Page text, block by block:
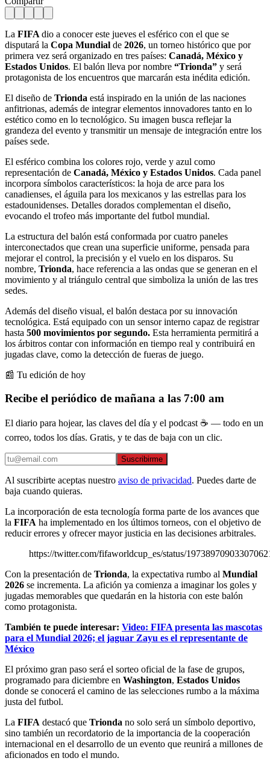
La FIFA dio a conocer este jueves el esférico con el que se
disputará la Copa Mundial de 2026, un torneo histórico que por
primera vez será organizado en tres países: Canadá, México y
Estados Unidos. El balón lleva por nombre “Trionda” y será
protagonista de los encuentros que marcarán esta inédita edición.
El diseño de Trionda está inspirado en la unión de las naciones
anfitrionas, además de integrar elementos innovadores tanto en lo
estético como en lo tecnológico. Su imagen busca reflejar la
grandeza del evento y transmitir un mensaje de integración entre los
países sede.
El esférico combina los colores rojo, verde y azul como
representación de Canadá, México y Estados Unidos. Cada panel
incorpora símbolos característicos: la hoja de arce para los
canadienses, el águila para los mexicanos y las estrellas para los
estadounidenses. Detalles dorados complementan el diseño,
evocando el trofeo más importante del futbol mundial.
La estructura del balón está conformada por cuatro paneles
interconectados que crean una superficie uniforme, pensada para
mejorar el control, la precisión y el vuelo en los disparos. Su
nombre, Trionda, hace referencia a las ondas que se generan en el
movimiento y al triángulo central que simboliza la unión de las tres
sedes.
Además del diseño visual, el balón destaca por su innovación
tecnológica. Está equipado con un sensor interno capaz de registrar
hasta 500 movimientos por segundo. Esta herramienta permitirá a
los árbitros contar con información en tiempo real y contribuirá en
jugadas clave, como la detección de fueras de juego.
📰 Tu edición de hoy
Recibe el periódico de mañana a las 7:00 am
El diario para hojear, las claves del día y el podcast ☕ — todo en un
correo, todos los días. Gratis, y te das de baja con un clic.
Suscribirme
Al suscribirte aceptas nuestro aviso de privacidad. Puedes darte de
baja cuando quieras.
La incorporación de esta tecnología forma parte de los avances que
la FIFA ha implementado en los últimos torneos, con el objetivo de
reducir errores y ofrecer mayor justicia en las decisiones arbitrales.
https://twitter.com/fifaworldcup_es/status/
Con la presentación de Trionda, la expectativa rumbo al Mundial
2026 se incrementa. La afición ya comienza a imaginar los goles y
jugadas memorables que quedarán en la historia con este balón
como protagonista.
También te puede interesar: Video: FIFA presenta las mascotas
para el Mundial 2026; el jaguar Zayu es el representante de
México
El próximo gran paso será el sorteo oficial de la fase de grupos,
programado para diciembre en Washington, Estados Unidos
donde se conocerá el camino de las selecciones rumbo a la máxima
justa del futbol.
La FIFA destacó que Trionda no solo será un símbolo deportivo,
sino también un recordatorio de la importancia de la cooperación
internacional en el desarrollo de un evento que reunirá a millones de
aficionados en todo el mundo.